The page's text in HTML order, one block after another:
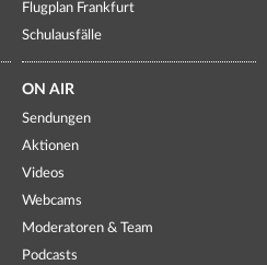
Flugplan Frankfurt
Schulausfälle
ON AIR
Sendungen
Aktionen
Videos
Webcams
Moderatoren & Team
Podcasts